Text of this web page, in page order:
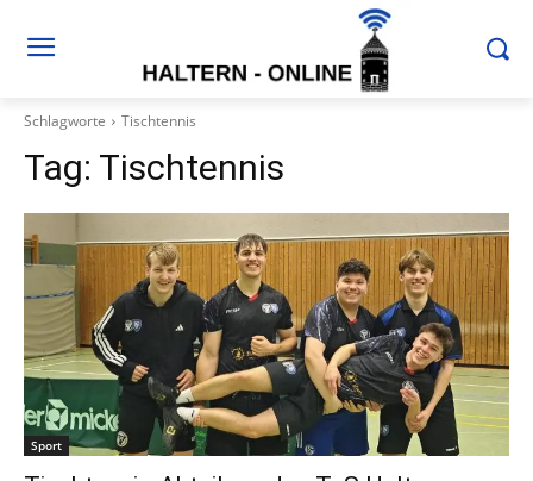
Schlagworte Tischtennis
Tag: Tischtennis
Sport